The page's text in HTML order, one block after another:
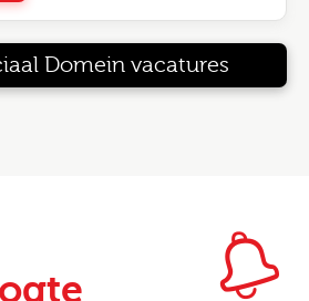
Domein vacatures